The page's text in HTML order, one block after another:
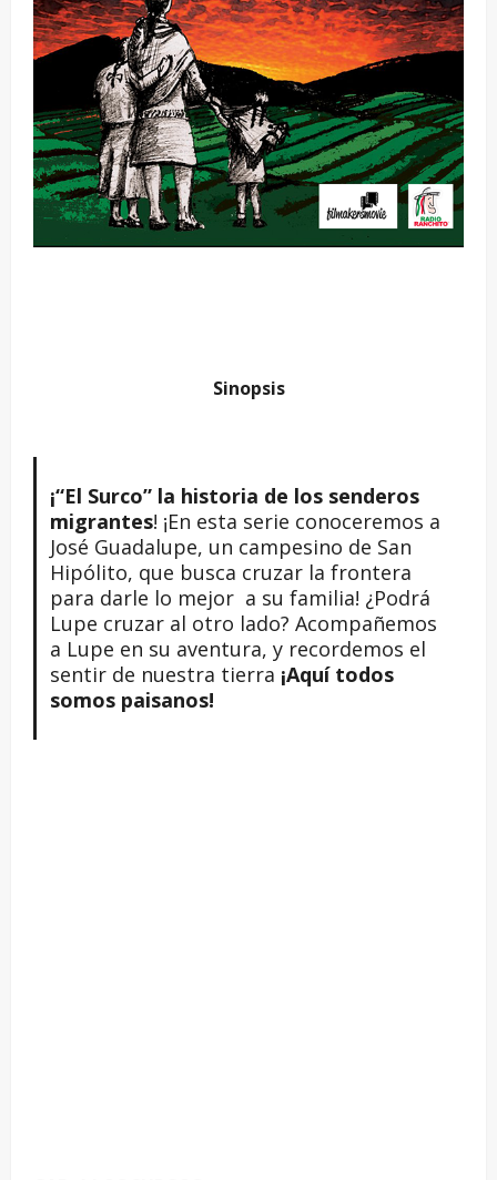
Sinopsis
¡“El Surco” la historia de los senderos
migrantes! ¡En esta serie conoceremos a
José Guadalupe, un campesino de San
Hipólito, que busca cruzar la frontera
para darle lo mejor a su familia! ¿Podrá
Lupe cruzar al otro lado? Acompañemos
a Lupe en su aventura, y recordemos el
sentir de nuestra tierra ¡Aquí todos
somos paisanos!